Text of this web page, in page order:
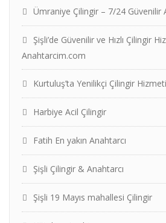
Ümraniye Çilingir – 7/24 Güvenilir
Şişli’de Güvenilir ve Hızlı Çilingir
Anahtarcim.com
Kurtuluş’ta Yenilikçi Çilingir Hizmeti
Harbiye Acil Çilingir
Fatih En yakın Anahtarcı
Şişli Çilingir & Anahtarcı
Şişli 19 Mayıs mahallesi Çilingir